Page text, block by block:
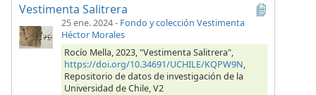
Vestimenta Salitrera
25 ene. 2024- Fondo y colección Vestimenta
Héctor Morales
Rocío Mella, 2023, "Vestimenta Salitrera",
https://doi.org/10.34691/UCHILE/KQPW9N,
Repositorio de datos de investigación de la
Universidad de Chile, V2